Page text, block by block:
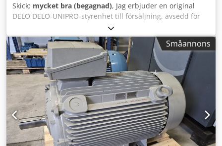
Skick: mycket bra (begagnad), Jag erbjuder en original
DELO DELO-UNIPRO-styrenhet till försäljning, avsedd för
industriella system för dosering och härdning av lim.
Enheten är fullt funktionell – den startar korrekt, displayen
fungerar och menyn är tydlig och fullt funktionell (se
bilder). Mycket gott skick, med mindre spår av normal
användning. Tekniska data: • Tillverkare: DELO • Modell:
DELO-UNIPRO • Katalognummer: 95 200 01 • Serienummer:
1501 UNI 648 • Matningsspänning: 100–240 V AC •
Frekvens: 50–60 Hz • Strömförbrukning: 40 W • Gränssnitt:
RS232, CAN, USB, Ethernet, Inmatning/Utmatning, Fotpedal
samt 4 kanaler (CH1–CH4) Innehåll: • DELO DELO-UNIPRO-
styrenhet Dodpjzrv Hzjfx Aicskr Det är exakt det objekt som
visas på bilderna som säljs.
Småannons